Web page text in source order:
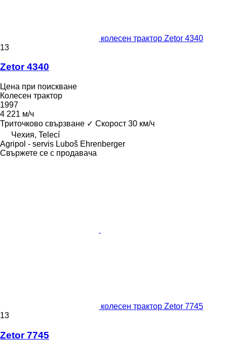
колесен трактор Zetor 4340
13
Zetor 4340
Цена при поискване
Колесен трактор
1997
4 221 м/ч
Триточково свързване ✓ Скорост 30 км/ч
Чехия, Telecí
Agripol - servis Luboš Ehrenberger
Свържете се с продавача
колесен трактор Zetor 7745
13
Zetor 7745